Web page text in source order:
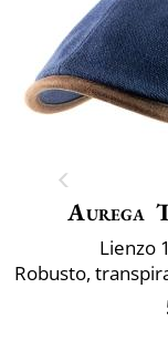
Aurega
Lienzo
Robusto,